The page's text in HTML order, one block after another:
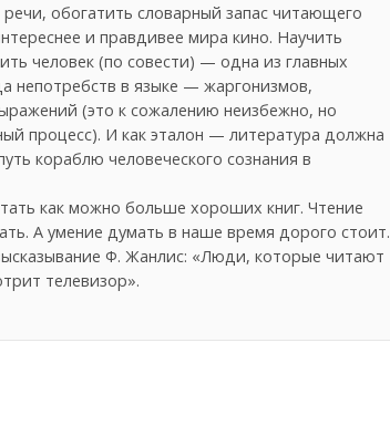
обогатить словарный запас читающего
и правдивее мира кино. Научить
человек (по совести) — одна из главных
непотребств в языке — жаргонизмов,
(это к сожалению неизбежно, но
процесс). И как эталон — литература должна
кораблю человеческого сознания в
как можно больше хороших книг. Чтение
А умение думать в наше время дорого стоит.
Ф. Жанлис: «Люди, которые читают
телевизор».